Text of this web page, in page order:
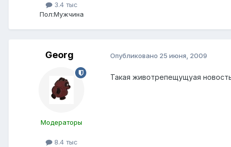
3.4 тыс
Пол:Мужчина
Georg
Модераторы
8.4 тыс
Опубликовано 25 июня, 2009
Такая животрепещущуая